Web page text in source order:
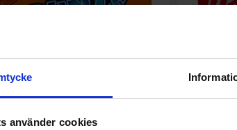
använder cookies